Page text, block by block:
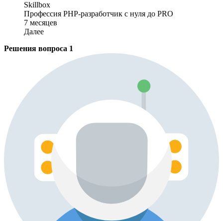
Skillbox
Профессия PHP-разработчик с нуля до PRO
7 месяцев
Далее
Решения вопроса 1